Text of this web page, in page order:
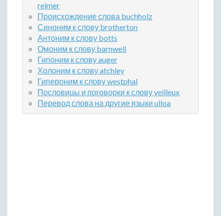
reimer
Происхождение слова buchholz
Синоним к слову brotherton
Антоним к слову botts
Омоним к слову barnwell
Гипоним к слову auger
Холоним к слову atchley
Гипероним к слову westphal
Пословицы и поговорки к слову veilleux
Перевод слова на другие языки ulloa